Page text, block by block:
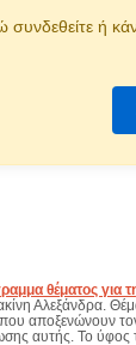
συνδεθείτε ή
θέματος για
Αλεξάνδρα.
αποξενώνουν
αυτής. Το ύφος